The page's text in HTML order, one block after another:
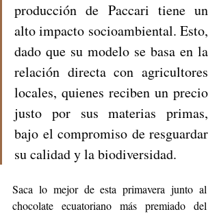
producción de Paccari tiene un
alto impacto socioambiental. Esto,
dado que su modelo se basa en la
relación directa con agricultores
locales, quienes reciben un precio
justo por sus materias primas,
bajo el compromiso de resguardar
su calidad y la biodiversidad.
Saca lo mejor de esta primavera junto al
chocolate ecuatoriano más premiado del